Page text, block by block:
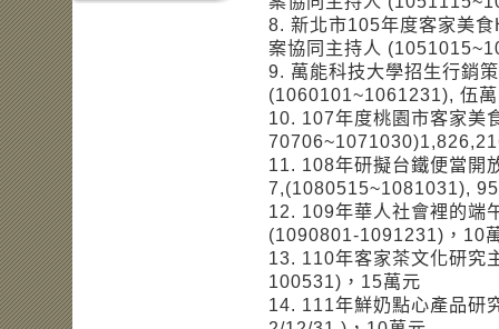
8. 新北市105年度客家美
案協同主持人
9. 萬能科技大學招生行銷
(1060101~1061231), 伍
10. 107年度桃園市客家美
11. 108年研擬台鐵便當開
7,(1080515~1081031),
12. 109年華人社會裡的端
(1090801-1091231)，10
13. 110年客家茶文化研究
100531)，15萬元
14. 111年鮮奶點心產品